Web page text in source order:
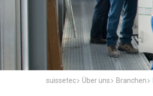
suissetec Über uns Branchen